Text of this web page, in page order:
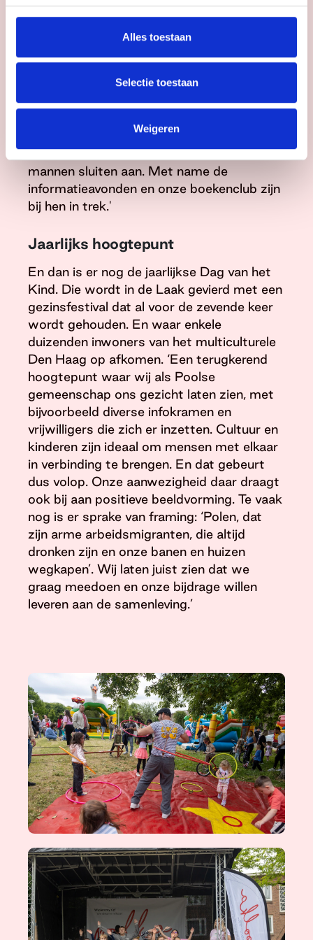
Alles toestaan
Selectie toestaan
Weigeren
beweging en ontspanning, bijvoorbeeld
Daarnaast is er een steungroep met onder
meer een life coach of een psycholoog. Je
ziet: op alle fronten bieden we steun en
hun wijk, hun stad en de andere mensen die
er wonen. Ook steeds meer Poolse
mannen sluiten aan. Met name de
informatieavonden en onze boekenclub zijn
bij hen in trek.'
Jaarlijks hoogtepunt
En dan is er nog de jaarlijkse Dag van het
Kind. Die wordt in de Laak gevierd met een
gezinsfestival dat al voor de zevende keer
wordt gehouden. En waar enkele
duizenden inwoners van het multiculturele
Den Haag op afkomen. ‘Een terugkerend
hoogtepunt waar wij als Poolse
gemeenschap ons gezicht laten zien, met
bijvoorbeeld diverse infokramen en
vrijwilligers die zich er inzetten. Cultuur en
kinderen zijn ideaal om mensen met elkaar
in verbinding te brengen. En dat gebeurt
dus volop. Onze aanwezigheid daar draagt
ook bij aan positieve beeldvorming. Te vaak
nog is er sprake van framing: ‘Polen, dat
zijn arme arbeidsmigranten, die altijd
dronken zijn en onze banen en huizen
wegkapen’. Wij laten juist zien dat we
graag meedoen en onze bijdrage willen
leveren aan de samenleving.’